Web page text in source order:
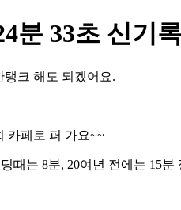
분 33초 신기
탱크 해도 되겠어요.
카페로 퍼 가요~~
때는 8분, 20여년 전에는 15